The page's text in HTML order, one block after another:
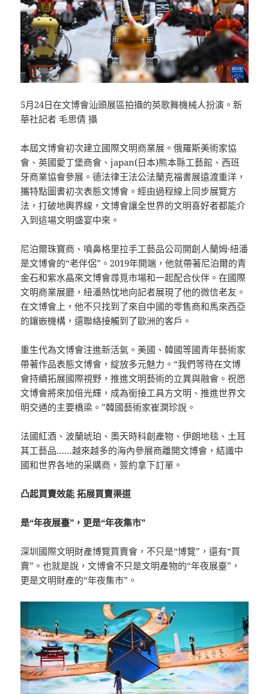
5月24日在文博會汕頭展區拍攝的英歌舞機械人扮演。新
華社記者 毛思倩 攝
本屆文博會初次建立國際文明商業展。俄羅斯美術家協
會、英國愛丁堡商會、japan(日本)熊本縣工藝館、西班
牙商業協會參展。德法律王法公法蘭克福書展遠渡重洋，
攜特點圖書初次表態文博會。經由過程線上同步展覽方
法，打破地輿界線，文博會讓全世界的文明喜好者都能介
入到這場文明盛宴中來。
尼泊爾珠寶商、噴鼻格里拉手工藝品公司開創人蘭姆·紐潘
是文博會的“老伴侶”。2019年開端，他就帶著尼泊爾的青
金石和紫水晶來文博會尋覓市場和一起配合伙伴。在國際
文明商業展廳，紐潘熱忱地向記者展現了他的微信老友。
在文博會上，他不只找到了來自中國的零售商和馬來西亞
的鑲嵌機構，還聯絡接觸到了歐洲的客戶。
重生代為文博會注進新活氣。美國、韓國等國青年藝術家
帶著作品表態文博會，綻放多元魅力。“我們等待在文博
會持續拓展國際視野，推進文明藝術的立異與融會。祝愿
文博會將來加倍光輝，成為銜接工具方文明、推進世界文
明交通的主要橋梁。”韓國藝術家崔澖珍說。
法國紅酒、波蘭琥珀、奧天時科創產物、伊朗地毯、土耳
其工藝品……越來越多的海內參展商離開文博會，結識中
國和世界各地的采購商，簽約拿下訂單。
凸起買賣效能 拓展買賣渠道
是“年夜展臺”，更是“年夜集市”
深圳國際文明財產博覽買賣會，不只是“博覽”，還有“買
賣”。也就是說，文博會不只是文明產物的“年夜展臺”，
更是文明財產的“年夜集市”。